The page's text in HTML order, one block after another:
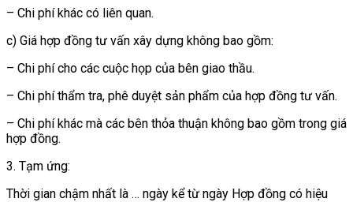
– Chi phí khác có liên quan.
c) Giá hợp đồng tư vấn xây dựng không bao gồm:
– Chi phí cho các cuộc họp của bên giao thầu.
– Chi phí thẩm tra, phê duyệt sản phẩm của hợp đồng tư vấn.
– Chi phí khác mà các bên thỏa thuận không bao gồm trong giá
hợp đồng.
3. Tạm ứng:
Thời gian chậm nhất là … ngày kể từ ngày Hợp đồng có hiệu